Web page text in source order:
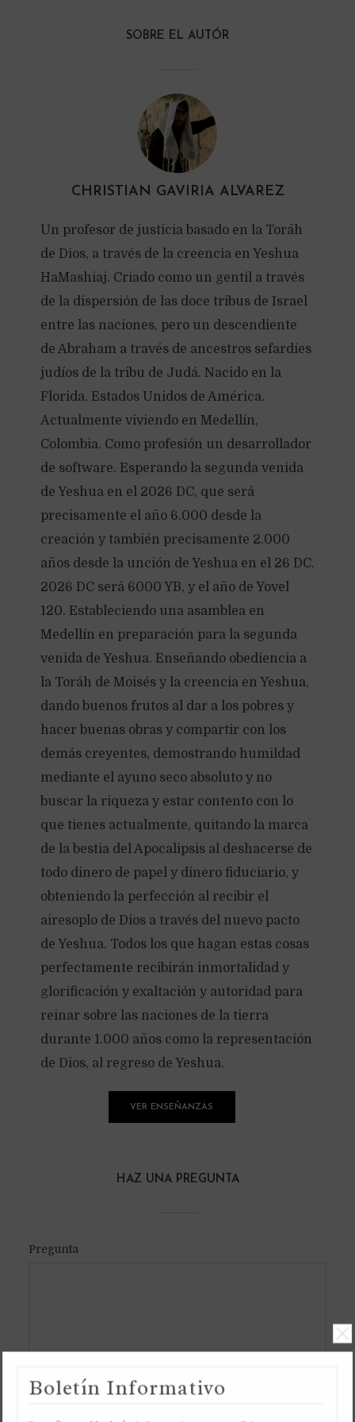
KISLEV 25, 5996 YB /
KISLEV 25, 5783 AM /
SOBRE EL AUTÓR
CHRISTIAN GAVIRIA ALVAREZ
Un profesor de justicia basado en la Toráh
de Dios, a través de la creencia en Yeshua
HaMashiaj. Criado como un gentil a través
de la dispersión de las doce tribus de Israel
entre las naciones, pero un descendiente
de Abraham a través de ancestros sefardíes
judíos de la tribu de Judá. Nacido en la
Florida, Estados Unidos de América.
Actualmente viviendo en Medellín,
Colombia. Como profesión un desarrollador
de software. Esperando la segunda venida
de Yeshua en el 2026 DC, que será
precisamente el año 6.000 desde la
creación y también precisamente 2.000
años desde la unción de Yeshua en el 26 DC.
2026 DC será 6000 YB, y el año de Yovel
120. Estableciendo una asamblea en
Medellín en preparación para la segunda
venida de Yeshua. Enseñando obediencia a
la Toráh de Moisés y la creencia en Yeshua,
dando buenos frutos al dar a los pobres y
hacer buenas obras y compartir con los
demás creyentes, demostrando humildad
mediante el ayuno seco absoluto y no
buscar la riqueza y estar contento con lo
que tienes actualmente, quitando la marca
de la bestia del Apocalipsis al deshacerse de
todo dinero de papel y dinero fiduciario, y
obteniendo la perfección al recibir el
airesoplo de Dios a través del nuevo pacto
de Yeshua. Todos los que hagan estas cosas
perfectamente recibirán inmortalidad y
glorificación y exaltación y autoridad para
reinar sobre las naciones de la tierra
durante 1.000 años como la representación
de Dios, al regreso de Yeshua.
VER ENSEÑANZAS
HAZ UNA PREGUNTA
Pregunta
Boletín Informativo